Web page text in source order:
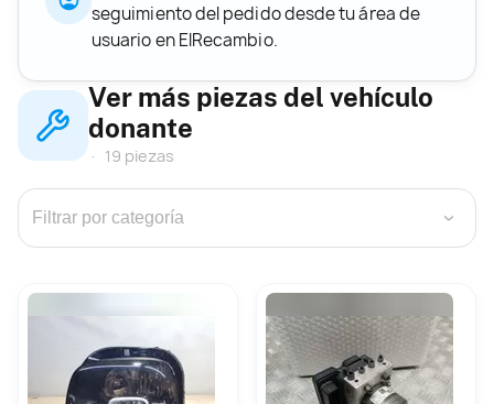
seguimiento del pedido desde tu área de
usuario en ElRecambio.
Ver más piezas del vehículo
donante
19 piezas
›